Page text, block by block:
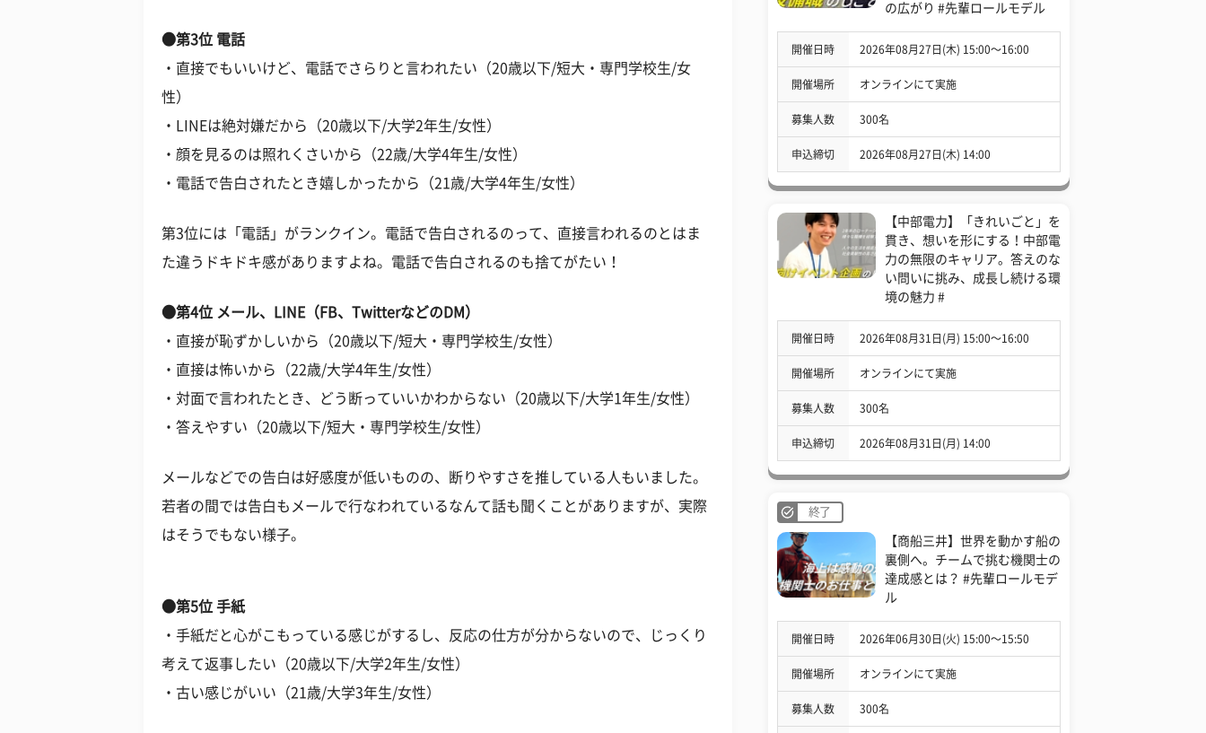
●第3位 電話
・直接でもいいけど、電話でさらりと言われたい（20歳以下/短大・専門学校生/女
性）
・LINEは絶対嫌だから（20歳以下/大学2年生/女性）
・顔を見るのは照れくさいから（22歳/大学4年生/女性）
・電話で告白されたとき嬉しかったから（21歳/大学4年生/女性）
第3位には「電話」がランクイン。電話で告白されるのって、直接言われるのとはま
た違うドキドキ感がありますよね。電話で告白されるのも捨てがたい！
●第4位 メール、LINE（FB、TwitterなどのDM）
・直接が恥ずかしいから（20歳以下/短大・専門学校生/女性）
・直接は怖いから（22歳/大学4年生/女性）
・対面で言われたとき、どう断っていいかわからない（20歳以下/大学1年生/女性）
・答えやすい（20歳以下/短大・専門学校生/女性）
メールなどでの告白は好感度が低いものの、断りやすさを推している人もいました。
若者の間では告白もメールで行なわれているなんて話も聞くことがありますが、実際
はそうでもない様子。
●第5位 手紙
・手紙だと心がこもっている感じがするし、反応の仕方が分からないので、じっくり
考えて返事したい（20歳以下/大学2年生/女性）
・古い感じがいい（21歳/大学3年生/女性）
の広がり #先輩ロールモデル
開催日時 2026年08月27日(木) 15:00〜16:00
開催場所 オンラインにて実施
募集人数 300名
申込締切 2026年08月27日(木) 14:00
【中部電力】「きれいごと」を
貫き、想いを形にする！中部電
力の無限のキャリア。答えのな
い問いに挑み、成長し続ける環
境の魅力 #
開催日時 2026年08月31日(月) 15:00〜16:00
開催場所 オンラインにて実施
募集人数 300名
申込締切 2026年08月31日(月) 14:00
終了
【商船三井】世界を動かす船の
裏側へ。チームで挑む機関士の
達成感とは？ #先輩ロールモデ
ル
開催日時 2026年06月30日(火) 15:00〜15:50
開催場所 オンラインにて実施
募集人数 300名